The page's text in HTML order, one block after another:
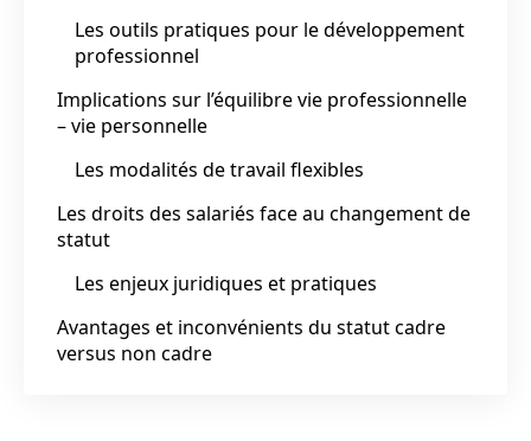
Les outils pratiques pour le développement
professionnel
Implications sur l’équilibre vie professionnelle
– vie personnelle
Les modalités de travail flexibles
Les droits des salariés face au changement de
statut
Les enjeux juridiques et pratiques
Avantages et inconvénients du statut cadre
versus non cadre